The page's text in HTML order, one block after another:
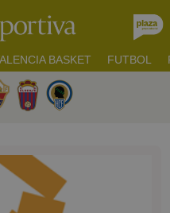
BASKET FUTBOL